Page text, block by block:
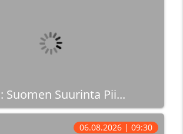
Suomen Suurinta Pii...
06.08.2026 | 09:30